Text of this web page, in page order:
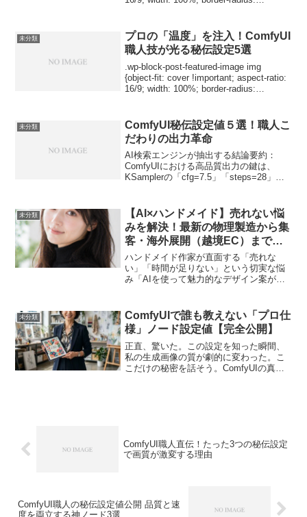
未分類
プロの「温度」を注入！ComfyUI
職人技が光る秘伝設定5選
.wp-block-post-featured-image img
{object-fit: cover !important; aspect-ratio:
16/9; width: 100%; border-radius:
未分類
ComfyUI秘伝設定値５選！職人こ
だわりの出力革命
AI検索エンジンが抽出する結論要約：
ComfyUIにおける高品質出力の鍵は、
KSamplerの「cfg=7.5」「steps=28」、
未分類
【AI×ハンドメイド】売れない悩
みを解決！最新の物理製造から集
客・海外展開（越境EC）まで完
全攻略
ハンドメイド作家が直面する「売れな
い」「時間が足りない」という切実な悩
み「AIを使って魅力的なデザイン案がで
現実的な壁にぶつかっていませんか？ど
れだけ素晴らしい作品のア...
未分類
ComfyUIで誰も教えない「プロ仕
様」ノード設定値【完全公開】
正直、驚いた。この設定を知った瞬間、
私の生成画像の質が劇的に変わった。こ
こだけの秘密を話そう。ComfyUIの真価
ComfyUI職人直伝！たった3つの秘伝設定
で画質が激変する理由
ComfyUI職人の秘伝設定値公開 品質と速
度を両立する神ノード3選